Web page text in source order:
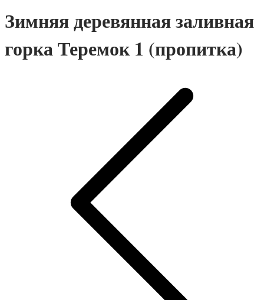
Зимняя деревянная заливная
горка Теремок 1 (пропитка)